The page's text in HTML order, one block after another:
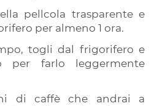
pellcola trasparente e
per almeno 1 ora.
togli dal frigorifero e
per farlo leggermente
di caffè che andrai a